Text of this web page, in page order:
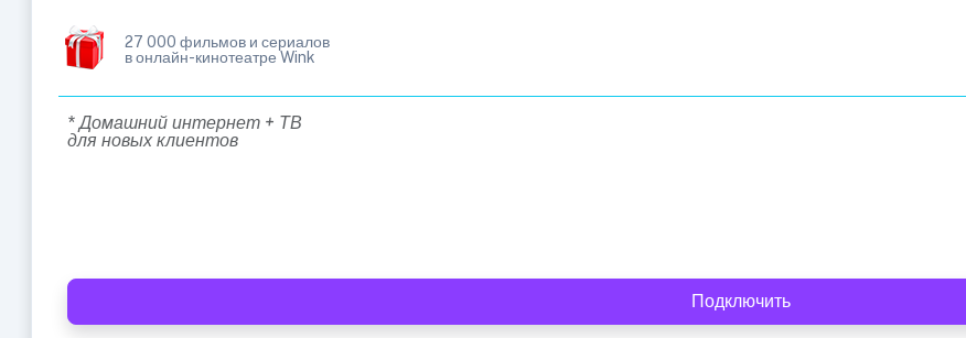
27 000 фильмов и сериалов
в онлайн-кинотеатре Wink
* Домашний интернет + ТВ
для новых клиентов
Подключить